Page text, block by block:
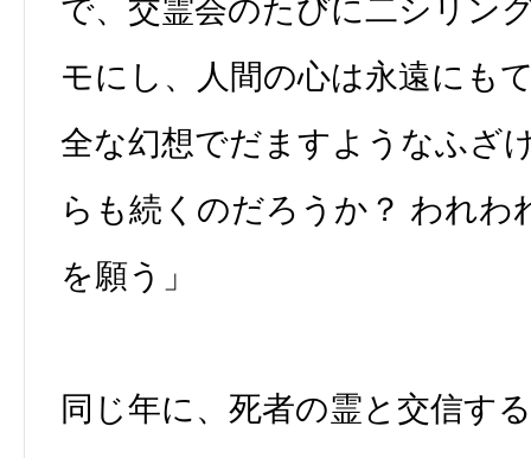
で、交霊会のたびに二シリン
モにし、人間の心は永遠にも
全な幻想でだますようなふざ
らも続くのだろうか？ われ
を願う」
同じ年に、死者の霊と交信す